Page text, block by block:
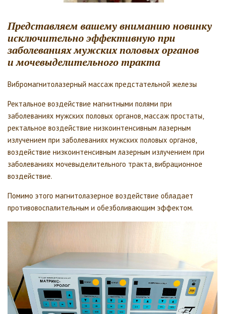
Представляем вашему вниманию новинку
исключительно эффективную при
заболеваниях мужских половых органов
и мочевыделительного тракта
Вибромагнитолазерный массаж предстательной железы
Ректальное воздействие магнитными полями при
заболеваниях мужских половых органов, массаж простаты,
ректальное воздействие низкоинтенсивным лазерным
излучением при заболеваниях мужских половых органов,
воздействие низкоинтенсивным лазерным излучением при
заболеваниях мочевыделительного тракта, вибрационное
воздействие.
Помимо этого магнитолазерное воздействие обладает
противовоспалительным и обезболивающим эффектом.